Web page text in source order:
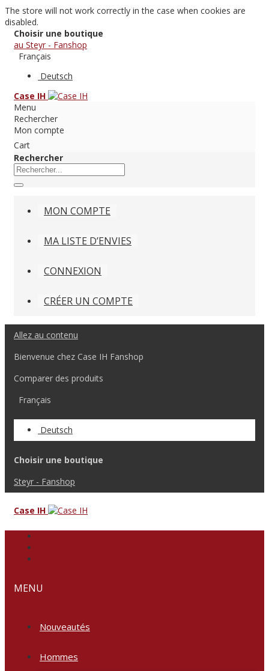
The store will not work correctly in the case when cookies are
disabled.
Choisir une boutique
au Steyr - Fanshop
Français
Deutsch
Case IH
Menu
Rechercher
Mon compte
Cart
Rechercher
MON COMPTE
MA LISTE D’ENVIES
CONNEXION
CRÉER UN COMPTE
Allez au contenu
Bienvenue chez Case IH Fanshop
Comparer des produits
Français
Deutsch
Choisir une boutique
Steyr - Fanshop
Case IH
MENU
Nouveautés
Hommes